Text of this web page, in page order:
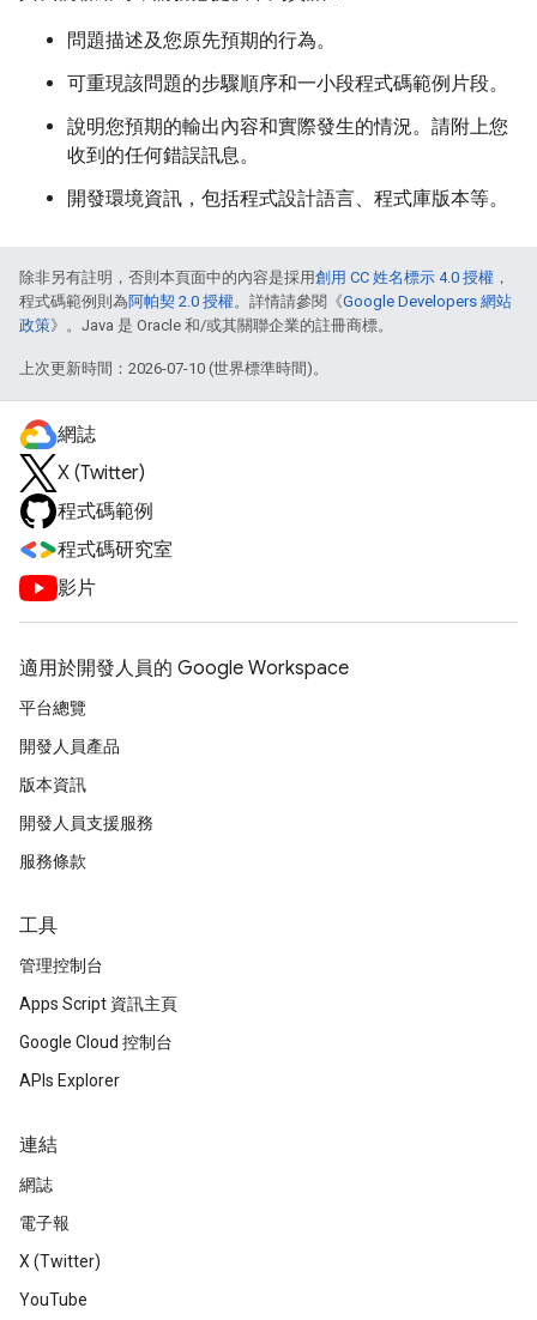
問題描述及您原先預期的行為。
可重現該問題的步驟順序和一小段程式碼範例片段。
說明您預期的輸出內容和實際發生的情況。請附上您
收到的任何錯誤訊息。
開發環境資訊，包括程式設計語言、程式庫版本等。
除非另有註明，否則本頁面中的內容是採用創用 CC 姓名標示 4.0 授權 ，
程式碼範例則為阿帕契 2.0 授權。詳情請參閱《Google Developers 網站
政策》。Java 是 Oracle 和/或其關聯企業的註冊商標。
上次更新時間：2026-07-10 (世界標準時間)。
網誌
X (Twitter)
程式碼範例
程式碼研究室
影片
適用於開發人員的 Google Workspace
平台總覽
開發人員產品
版本資訊
開發人員支援服務
服務條款
工具
管理控制台
Apps Script 資訊主頁
Google Cloud 控制台
APIs Explorer
連結
網誌
電子報
X (Twitter)
YouTube